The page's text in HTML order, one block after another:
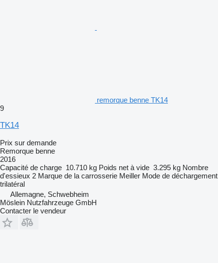
remorque benne TK14
9
TK14
Prix sur demande
Remorque benne
2016
Capacité de charge 10.710 kg Poids net à vide 3.295 kg Nombre
d'essieux 2 Marque de la carrosserie Meiller Mode de déchargement
trilatéral
Allemagne, Schwebheim
Möslein Nutzfahrzeuge GmbH
Contacter le vendeur